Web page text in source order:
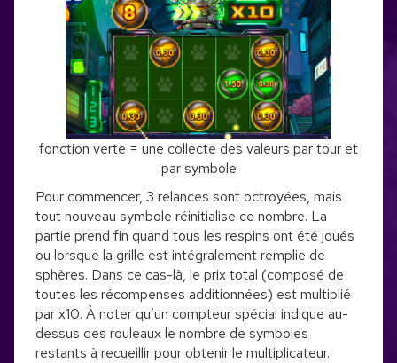
fonction verte = une collecte des valeurs par tour et
par symbole
Pour commencer, 3 relances sont octroyées, mais
tout nouveau symbole réinitialise ce nombre. La
partie prend fin quand tous les respins ont été joués
ou lorsque la grille est intégralement remplie de
sphères. Dans ce cas-là, le prix total (composé de
toutes les récompenses additionnées) est multiplié
par x10. À noter qu’un compteur spécial indique au-
dessus des rouleaux le nombre de symboles
restants à recueillir pour obtenir le multiplicateur.